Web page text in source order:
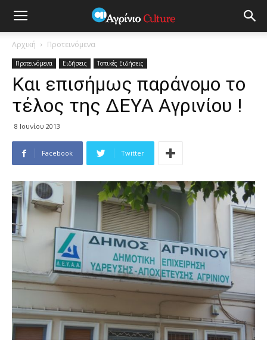
Αρχική Προτεινόμενα
Προτεινόμενα Ειδήσεις Τοπικές Ειδήσεις
Και επισήμως παράνομο το
τέλος της ΔΕΥΑ Αγρινίου !
8 Ιουνίου 2013
Facebook Twitter